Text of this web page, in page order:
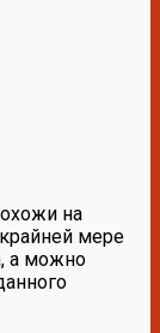
на
мере
а можно